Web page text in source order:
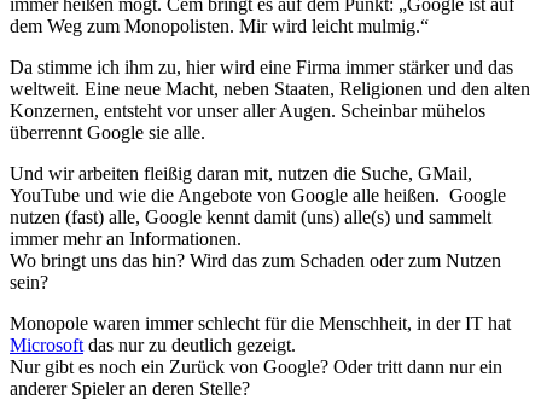
dem Weg zum Monopolisten. Mir wird leicht mulmig.“
Da stimme ich ihm zu, hier wird eine Firma immer stärker und das
weltweit. Eine neue Macht, neben Staaten, Religionen und den alten
Konzernen, entsteht vor unser aller Augen. Scheinbar mühelos
überrennt Google sie alle.
Und wir arbeiten fleißig daran mit, nutzen die Suche, GMail,
YouTube und wie die Angebote von Google alle heißen. Google
nutzen (fast) alle, Google kennt damit (uns) alle(s) und sammelt
immer mehr an Informationen.
Wo bringt uns das hin? Wird das zum Schaden oder zum Nutzen
sein?
Monopole waren immer schlecht für die Menschheit, in der IT hat
Microsoft das nur zu deutlich gezeigt.
Nur gibt es noch ein Zurück von Google? Oder tritt dann nur ein
anderer Spieler an deren Stelle?